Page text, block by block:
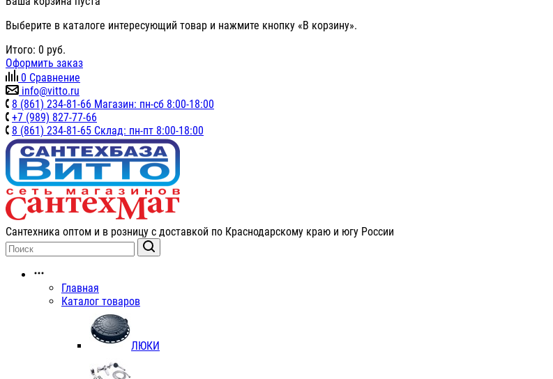
Выберите в каталоге интересующий товар и нажмите кнопку «В корзину».
Итого: 0 руб.
Оформить заказ
0 Сравнение
info@vitto.ru
8 (861) 234-81-66 Магазин: пн-сб 8:00-18:00
+7 (989) 827-77-66
8 (861) 234-81-65 Склад: пн-пт 8:00-18:00
Сантехника оптом и в розницу с доставкой по Краснодарскому краю и югу России
Главная
Каталог товаров
ЛЮКИ